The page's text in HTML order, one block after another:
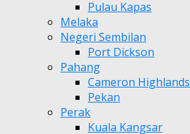
Pulau Kapas
Melaka
Negeri Sembilan
Port Dickson
Pahang
Cameron Highlands
Pekan
Perak
Kuala Kangsar